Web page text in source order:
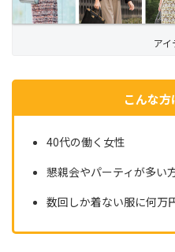
アイ
こんな
40代の働く女性
懇親会やパーティが多い
数回しか着ない服に何万